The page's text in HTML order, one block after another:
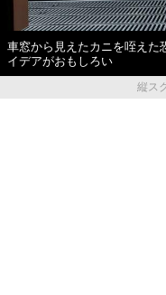
車窓から見えたカニを咥えた
イデアがおもしろい
縦ス